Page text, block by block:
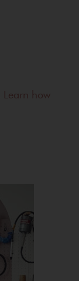
Learn how